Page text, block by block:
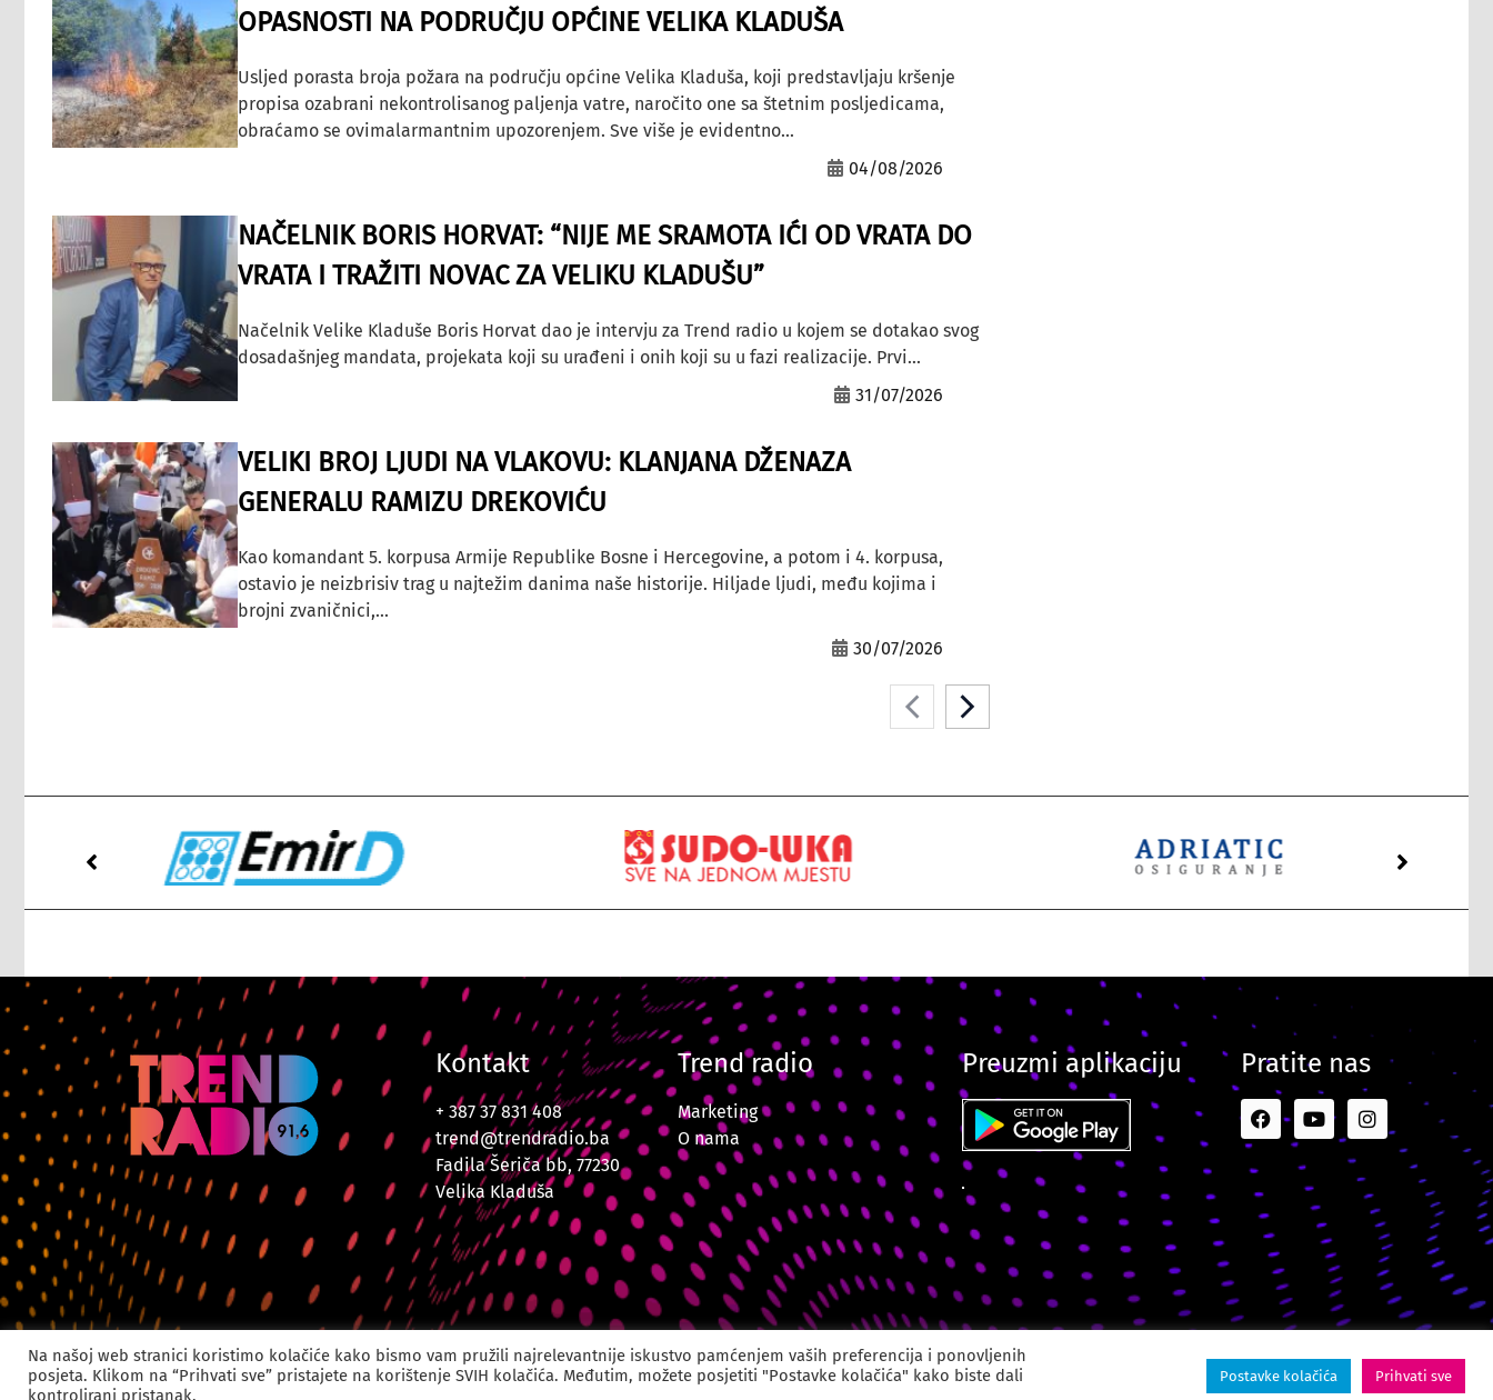
OPASNOSTI NA PODRUČJU OPĆINE VELIKA KLADUŠA
Usljed porasta broja požara na području općine Velika Kladuša, koji predstavljaju kršenje
propisa ozabrani nekontrolisanog paljenja vatre, naročito one sa štetnim posljedicama,
obraćamo se ovimalarmantnim upozorenjem. Sve više je evidentno...
04/08/2026
NAČELNIK BORIS HORVAT: “NIJE ME SRAMOTA IĆI OD VRATA DO
VRATA I TRAŽITI NOVAC ZA VELIKU KLADUŠU”
Načelnik Velike Kladuše Boris Horvat dao je intervju za Trend radio u kojem se dotakao svog
dosadašnjeg mandata, projekata koji su urađeni i onih koji su u fazi realizacije. Prvi...
31/07/2026
VELIKI BROJ LJUDI NA VLAKOVU: KLANJANA DŽENAZA
GENERALU RAMIZU DREKOVIĆU
Kao komandant 5. korpusa Armije Republike Bosne i Hercegovine, a potom i 4. korpusa,
ostavio je neizbrisiv trag u najtežim danima naše historije. Hiljade ljudi, među kojima i
brojni zvaničnici,...
30/07/2026
Kontakt
+ 387 37 831 408
trend@trendradio.ba
Fadila Šeriča bb, 77230
Velika Kladuša
Trend radio
Marketing
O nama
Preuzmi aplikaciju Pratite nas
Na našoj web stranici koristimo kolačiće kako bismo vam pružili najrelevantnije iskustvo pamćenjem vaših preferencija i ponovljenih
posjeta. Klikom na “Prihvati sve” pristajete na korištenje SVIH kolačića. Međutim, možete posjetiti "Postavke kolačića" kako biste dali
kontrolirani pristanak.
Postavke kolačića Prihvati sve